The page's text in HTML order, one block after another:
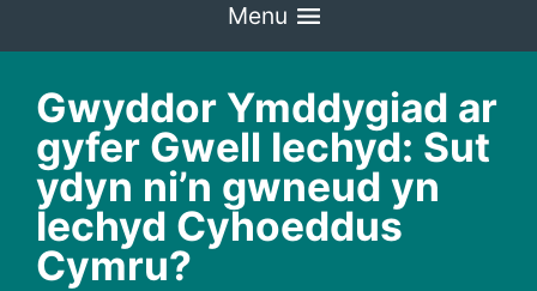
Menu
Gwyddor Ymddygiad ar
gyfer Gwell Iechyd: Sut
ydyn ni’n gwneud yn
Iechyd Cyhoeddus
Cymru?